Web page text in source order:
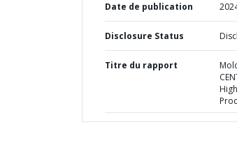
Date de publication
Disclosure Status
Titre du rapport